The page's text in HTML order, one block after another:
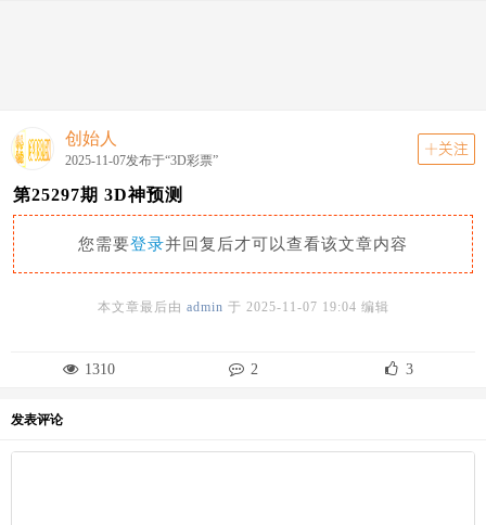
创始人
2025-11-07发布于“3D彩票”
关注
第25297期 3D神预测
您需要登录并回复后才可以查看该文章内容
本文章最后由 admin 于 2025-11-07 19:04 编辑
1310 2 3
发表评论